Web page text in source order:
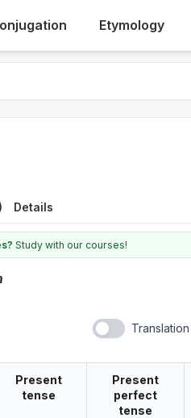
Etymology
Details
Study with our courses!
Translation
Present
tense
Present
perfect
tense